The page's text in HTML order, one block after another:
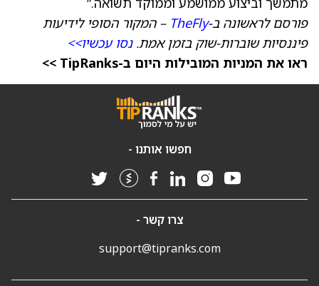
פורסם לראשונה ב-TheFly – המקור הסופי לידיעות
פיננסיות שוברות-שוק בזמן אמת.נסו עכשיו>>
ראו את המניות המובילות היום ב-TipRanks >>
חפשו אותנו -
צרו קשר -
support@tipranks.com